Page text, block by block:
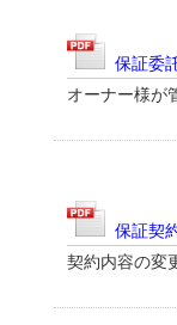
保証委
オーナー様が
保証契
契約内容の変